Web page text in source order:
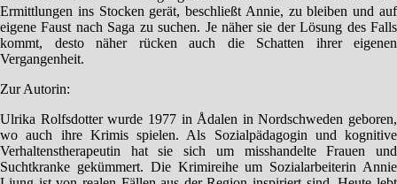
Ermittlungen ins Stocken gerät, beschließt Annie, zu bleiben und auf
eigene Faust nach Saga zu suchen. Je näher sie der Lösung des Falls
kommt, desto näher rücken auch die Schatten ihrer eigenen
Vergangenheit.
Zur Autorin:
Ulrika Rolfsdotter wurde 1977 in Ådalen in Nordschweden geboren,
wo auch ihre Krimis spielen. Als Sozialpädagogin und kognitive
Verhaltenstherapeutin hat sie sich um misshandelte Frauen und
Suchtkranke gekümmert. Die Krimireihe um Sozialarbeiterin Annie